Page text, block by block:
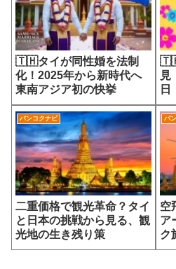
🇹🇭タイが同性婚を法制
化！2025年から新時代へ
東南アジア初の快挙
見
日
バンコクナビ
二重価格で観光革命？タイ
と日本の挑戦から見る、観
光地の生き残り策
バ
空
ア
ク